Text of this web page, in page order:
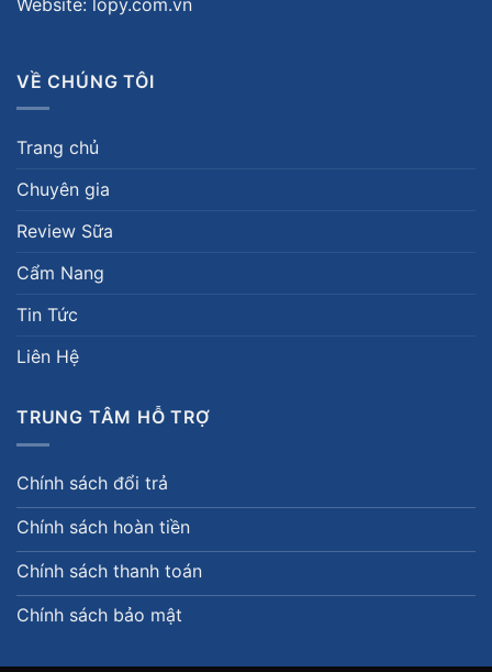
Website: lopy.com.vn
VỀ CHÚNG TÔI
Trang chủ
Chuyên gia
Review Sữa
Cẩm Nang
Tin Tức
Liên Hệ
TRUNG TÂM HỖ TRỢ
Chính sách đổi trả
Chính sách hoàn tiền
Chính sách thanh toán
Chính sách bảo mật